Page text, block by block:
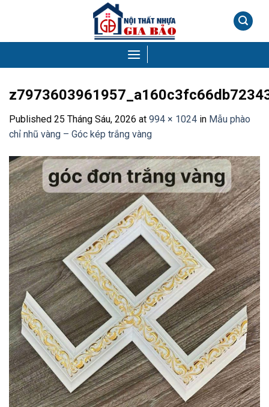
Published 25 Tháng Sáu, 2026 at 994 × 1024 in Mẫu phào
chỉ nhũ vàng – Góc kép trắng vàng